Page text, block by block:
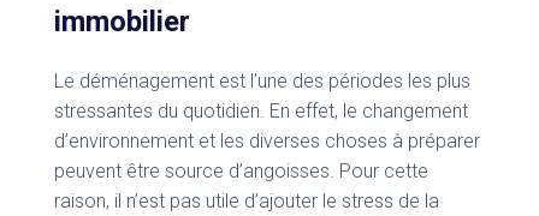
immobilier
Le déménagement est l’une des périodes les plus
stressantes du quotidien. En effet, le changement
d’environnement et les diverses choses à préparer
peuvent être source d’angoisses. Pour cette
raison, il n’est pas utile d’ajouter le stress de la